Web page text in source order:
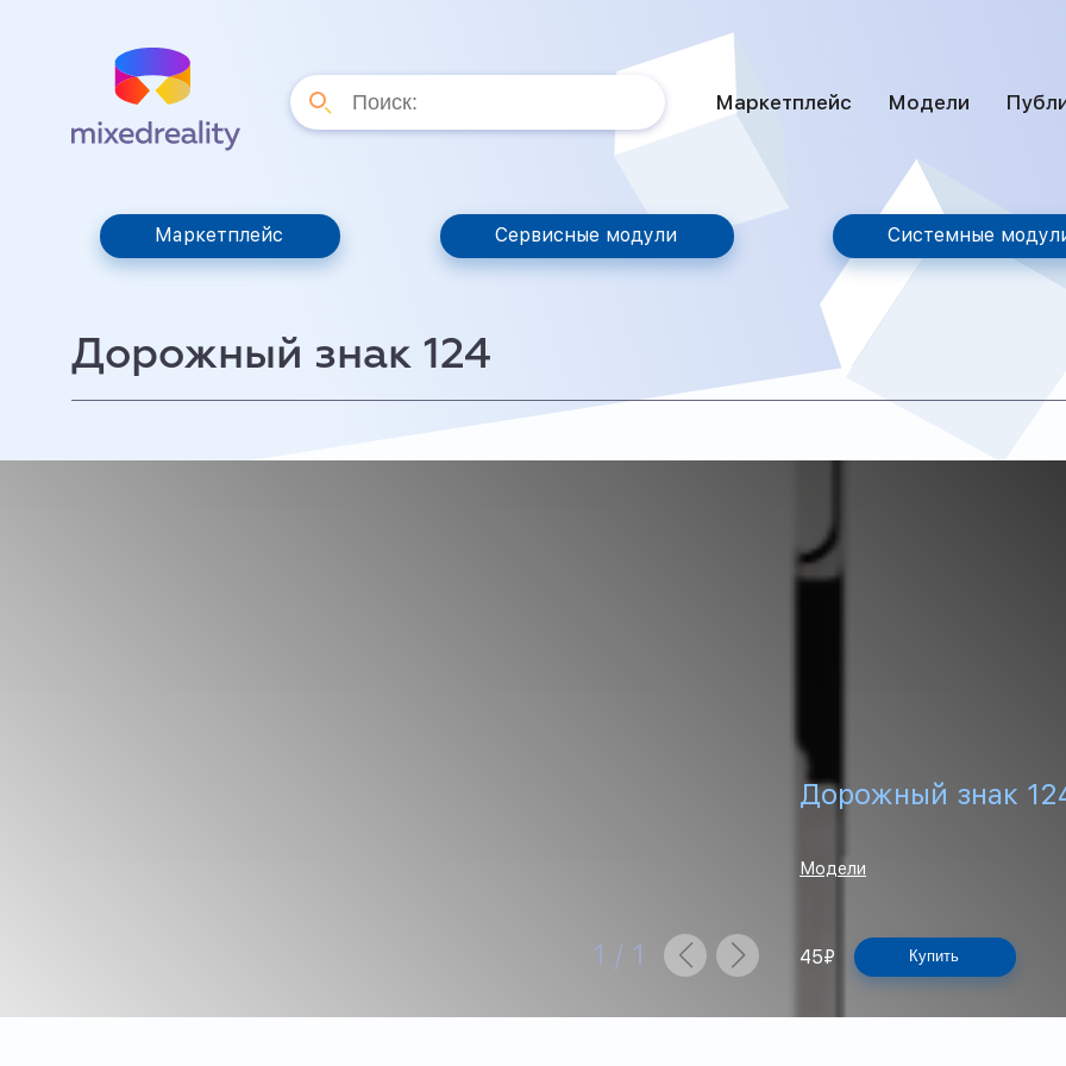
Маркетплейс Модели
Маркетплейс Сервисные модули Системные
Дорожный знак 124
1 / 1
Дорожный знак
Модели
45₽ Купить